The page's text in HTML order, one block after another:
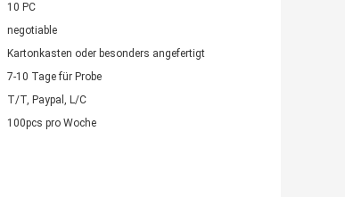
10 PC
negotiable
Kartonkasten oder besonders angefertigt
7-10 Tage für Probe
T/T, Paypal, L/C
100pcs pro Woche